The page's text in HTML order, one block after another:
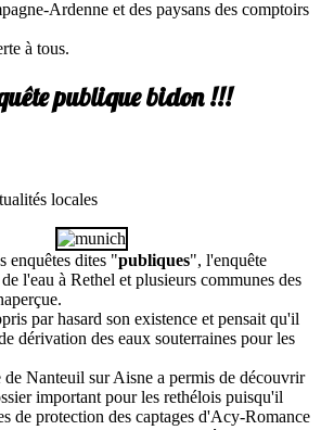
Ardenne et des paysans des comptoirs
à tous.
publique bidon !!!
locales
enquêtes dites "publiques", l'enquête
l'eau à Rethel et plusieurs communes des
par hasard son existence et pensait qu'il
dérivation des eaux souterraines pour les
Nanteuil sur Aisne a permis de découvrir
important pour les rethélois puisqu'il
de protection des captages d'Acy-Romance